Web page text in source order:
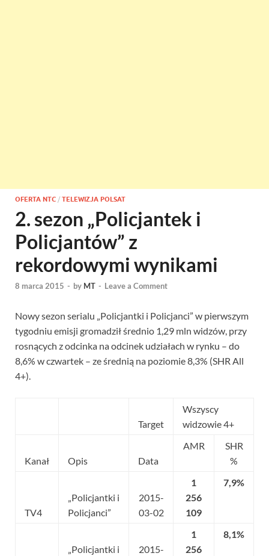
OFERTA NTC / TELEWIZJA POLSAT
2. sezon „Policjantek i
Policjantów” z
rekordowymi wynikami
8 marca 2015 - by MT - Leave a Comment
Nowy sezon serialu „Policjantki i Policjanci” w pierwszym
tygodniu emisji gromadził średnio 1,29 mln widzów, przy
rosnących z odcinka na odcinek udziałach w rynku – do
8,6% w czwartek – ze średnią na poziomie 8,3% (SHR All
4+).
Target
Wszyscy
widzowie 4+
Kanał Opis Data
AMR
SHR
%
TV4
„Policjantki i
Policjanci”
2015-
03-02
1
256
109
7,9%
„Policjantki i
2015-
1
256
8,1%